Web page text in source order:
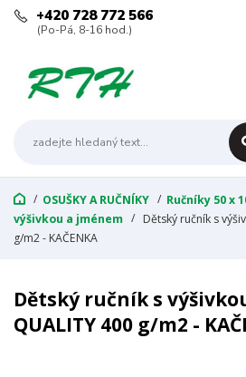
+420 728 772 566
(Po-Pá, 8-16 hod.)
OSUŠKY A RUČNÍKY Ručníky 50 x
výšivkou a jménem
Dětský ručník s
g/m2 - KAČENKA
Dětský ručník s
QUALITY 400 g/m2 -